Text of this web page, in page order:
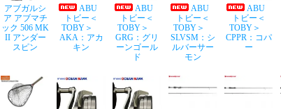
アブガルシ
ア アブマチ
ック 506 MK
II アンダー
スピン
ABU
トビー＜
TOBY＞
AKA：アカ
キン
ABU
トビー＜
TOBY＞
GRG：グリ
ーンゴール
ド
ABU
トビー＜
TOBY＞
SLVSM：シ
ルバーサー
モン
ABU
トビー＜
TOBY＞
CPPR：コパ
ー